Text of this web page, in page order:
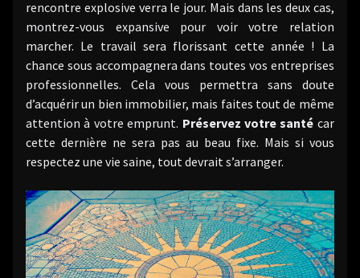
rencontre explosive verra le jour. Mais dans les deux cas,
montrez-vous expansive pour voir votre relation
marcher. Le travail sera florissant cette année ! La
chance sous accompagnera dans toutes vos entreprises
professionnelles. Cela vous permettra sans doute
d’acquérir un bien immobilier, mais faites tout de même
attention à votre emprunt. Préservez votre santé car
cette dernière ne sera pas au beau fixe. Mais si vous
respectez une vie saine, tout devrait s’arranger.